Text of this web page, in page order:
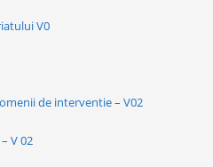
V0
de interventie – V02
V 02